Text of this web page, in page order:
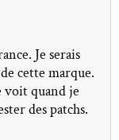
Je serais
cette marque.
voit quand je
des patchs.